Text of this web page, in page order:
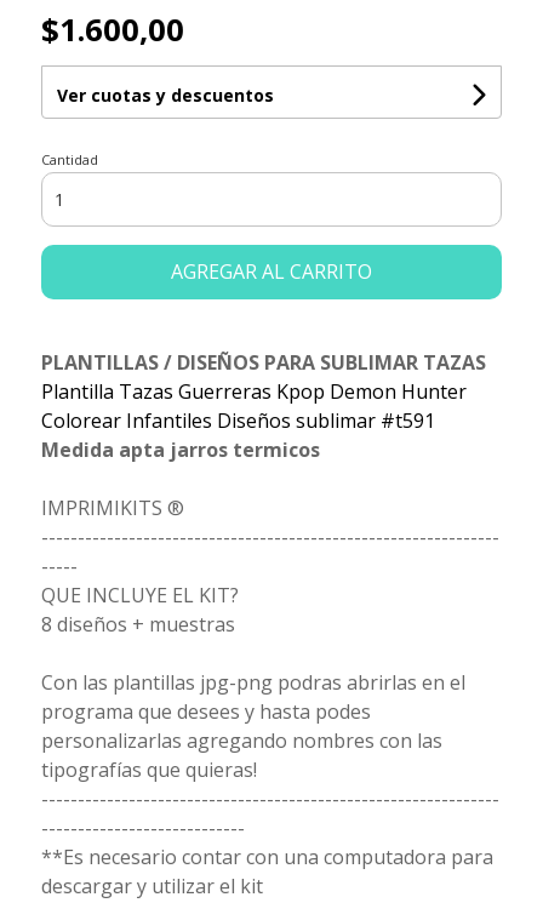
$1.600,00
Ver cuotas y descuentos
Cantidad
AGREGAR AL CARRITO
PLANTILLAS / DISEÑOS PARA SUBLIMAR TAZAS
Plantilla Tazas Guerreras Kpop Demon Hunter
Colorear Infantiles Diseños sublimar #t591
Medida apta jarros termicos
IMPRIMIKITS ®
---------------------------------------------------------------
-----
QUE INCLUYE EL KIT?
8 diseños + muestras
Con las plantillas jpg-png podras abrirlas en el
programa que desees y hasta podes
personalizarlas agregando nombres con las
tipografías que quieras!
---------------------------------------------------------------
----------------------------
**Es necesario contar con una computadora para
descargar y utilizar el kit